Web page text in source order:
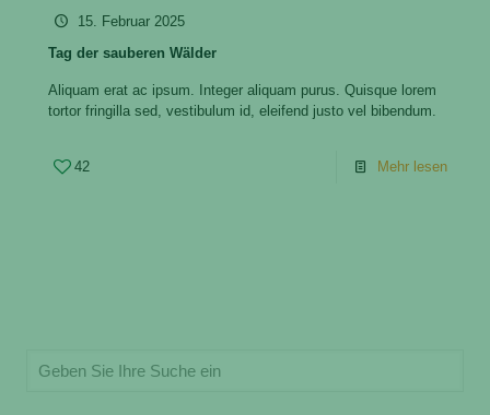
15. Februar 2025
Tag der sauberen Wälder
Aliquam erat ac ipsum. Integer aliquam purus. Quisque lorem
tortor fringilla sed, vestibulum id, eleifend justo vel bibendum.
42 Mehr lesen